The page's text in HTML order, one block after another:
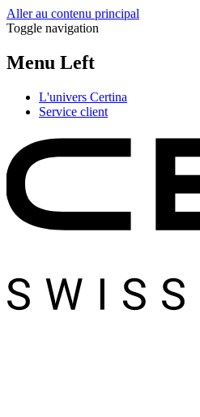
Aller au contenu principal
Toggle navigation
Menu Left
L'univers Certina
Service client